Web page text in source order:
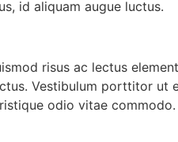
id aliquam augue luctus.
risus ac lectus
Vestibulum porttitor ut
odio vitae